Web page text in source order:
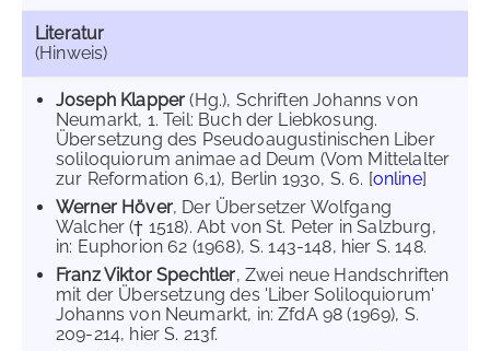
Literatur
(Hinweis)
Joseph Klapper(Hg.), Schriften Johanns von
Neumarkt, 1. Teil: Buch der Liebkosung.
Übersetzung des Pseudoaugustinischen Liber
soliloquiorum animae ad Deum (Vom Mittelalter
zur Reformation 6,1), Berlin 1930, S. 6. [online]
Werner Höver, Der Übersetzer Wolfgang
Walcher († 1518). Abt von St. Peter in Salzburg,
in: Euphorion 62 (1968), S. 143-148, hier S. 148.
Franz Viktor Spechtler, Zwei neue Handschriften
mit der Übersetzung des 'Liber Soliloquiorum'
Johanns von Neumarkt, in: ZfdA 98 (1969), S.
209-214, hier S. 213f.